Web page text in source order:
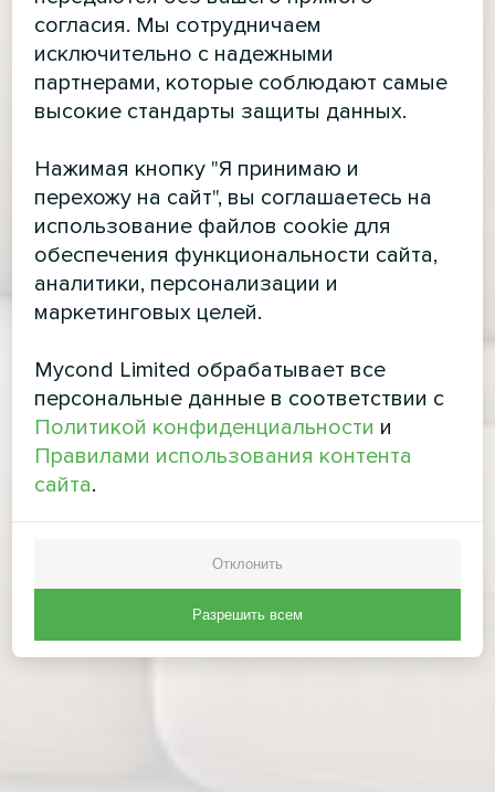
согласия. Мы сотрудничаем
исключительно с надежными
партнерами, которые соблюдают самые
высокие стандарты защиты данных.
Нажимая кнопку "Я принимаю и
перехожу на сайт", вы соглашаетесь на
использование файлов cookie для
обеспечения функциональности сайта,
аналитики, персонализации и
маркетинговых целей.
Mycond Limited обрабатывает все
персональные данные в соответствии с
Политикой конфиденциальности и
Правилами использования контента
сайта.
Отклонить
Разрешить всем